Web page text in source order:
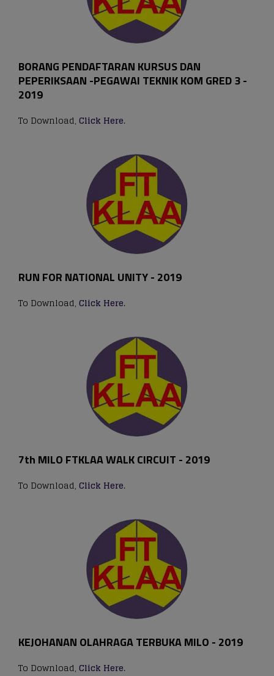
BORANG PENDAFTARAN KURSUS DAN
PEPERIKSAAN -PEGAWAI TEKNIK KOM GRED 3 -
2019
To Download, Click Here.
RUN FOR NATIONAL UNITY - 2019
To Download, Click Here.
7th MILO FTKLAA WALK CIRCUIT - 2019
To Download, Click Here.
KEJOHANAN OLAHRAGA TERBUKA MILO - 2019
To Download, Click Here.